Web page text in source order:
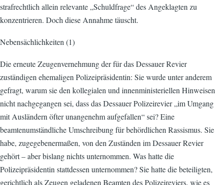
strafrechtlich allein relevante „Schuldfrage“ des Angeklagten zu
konzentrieren. Doch diese Annahme täuscht.
Nebensächlichkeiten (1)
Die erneute Zeugenvernehmung der für das Dessauer Revier
zuständigen ehemaligen Polizeipräsidentin: Sie wurde unter anderem
gefragt, warum sie den kollegialen und innenministeriellen Hinweisen
nicht nachgegangen sei, dass das Dessauer Polizeirevier „im Umgang
mit Ausländern öfter unangenehm aufgefallen“ sei? Eine
beamtenumständliche Umschreibung für behördlichen Rassismus. Sie
habe, zugegebenermaßen, von den Zuständen im Dessauer Revier
gehört – aber bislang nichts unternommen. Was hatte die
Polizeipräsidentin stattdessen unternommen? Sie hatte die beteiligten,
gerichtlich als Zeugen geladenen Beamten des Polizeireviers, wie es